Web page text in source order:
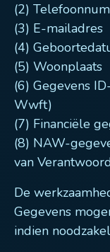
(2)
(3) E-mailadres
(4)
(5) Woonplaats
(6) Gegevens
Wwft)
(7) Financiële
(8) NAW-
van
De
Gegevens
indien